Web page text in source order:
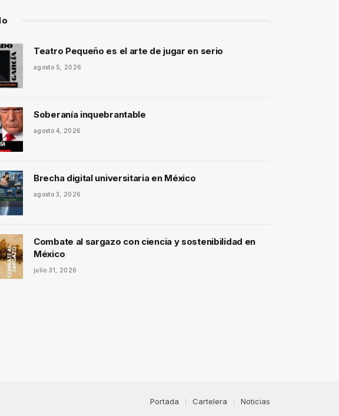
Teatro Pequeño es el arte de jugar en serio
agosto 5, 2026
Soberanía inquebrantable
agosto 4, 2026
Brecha digital universitaria en México
agosto 3, 2026
Combate al sargazo con ciencia y sostenibilidad en
México
julio 31, 2026
Portada Cartelera Noticias